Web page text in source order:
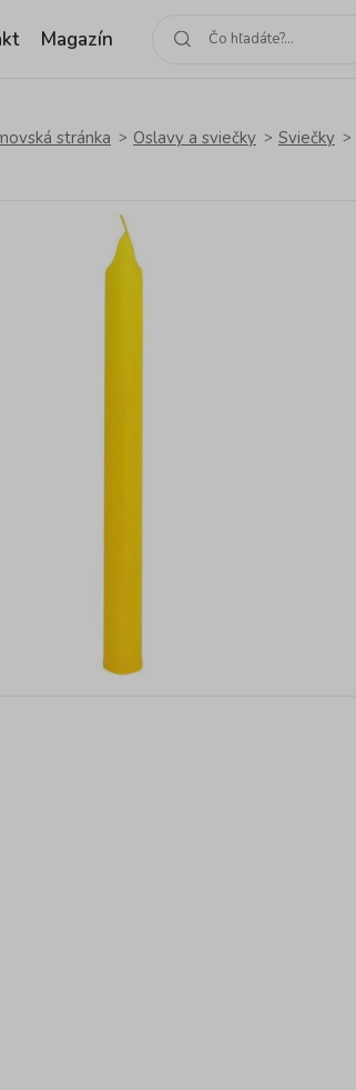
Magazín
stránka Oslavy a sviečky Sviečky